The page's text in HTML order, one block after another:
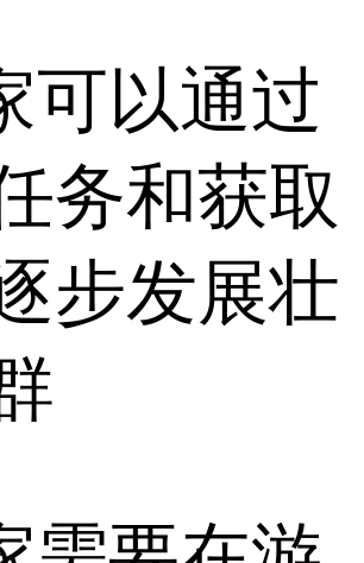
可以通过
务和获取
步发展壮